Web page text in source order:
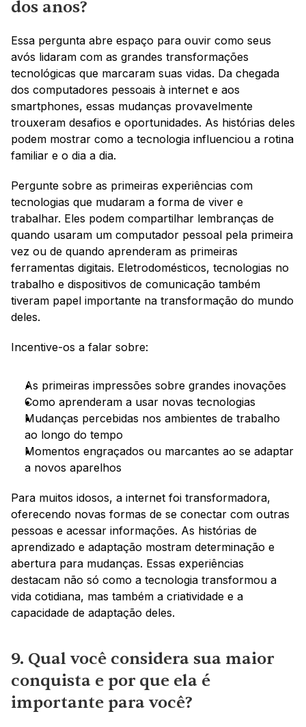
dos anos?
Essa pergunta abre espaço para ouvir como seus
avós lidaram com as grandes transformações
tecnológicas que marcaram suas vidas. Da chegada
dos computadores pessoais à internet e aos
smartphones, essas mudanças provavelmente
trouxeram desafios e oportunidades. As histórias deles
podem mostrar como a tecnologia influenciou a rotina
familiar e o dia a dia.
Pergunte sobre as primeiras experiências com
tecnologias que mudaram a forma de viver e
trabalhar. Eles podem compartilhar lembranças de
quando usaram um computador pessoal pela primeira
vez ou de quando aprenderam as primeiras
ferramentas digitais. Eletrodomésticos, tecnologias no
trabalho e dispositivos de comunicação também
tiveram papel importante na transformação do mundo
deles.
Incentive-os a falar sobre:
As primeiras impressões sobre grandes inovações
Como aprenderam a usar novas tecnologias
Mudanças percebidas nos ambientes de trabalho
ao longo do tempo
Momentos engraçados ou marcantes ao se adaptar
a novos aparelhos
Para muitos idosos, a internet foi transformadora,
oferecendo novas formas de se conectar com outras
pessoas e acessar informações. As histórias de
aprendizado e adaptação mostram determinação e
abertura para mudanças. Essas experiências
destacam não só como a tecnologia transformou a
vida cotidiana, mas também a criatividade e a
capacidade de adaptação deles.
9. Qual você considera sua maior
conquista e por que ela é
importante para você?